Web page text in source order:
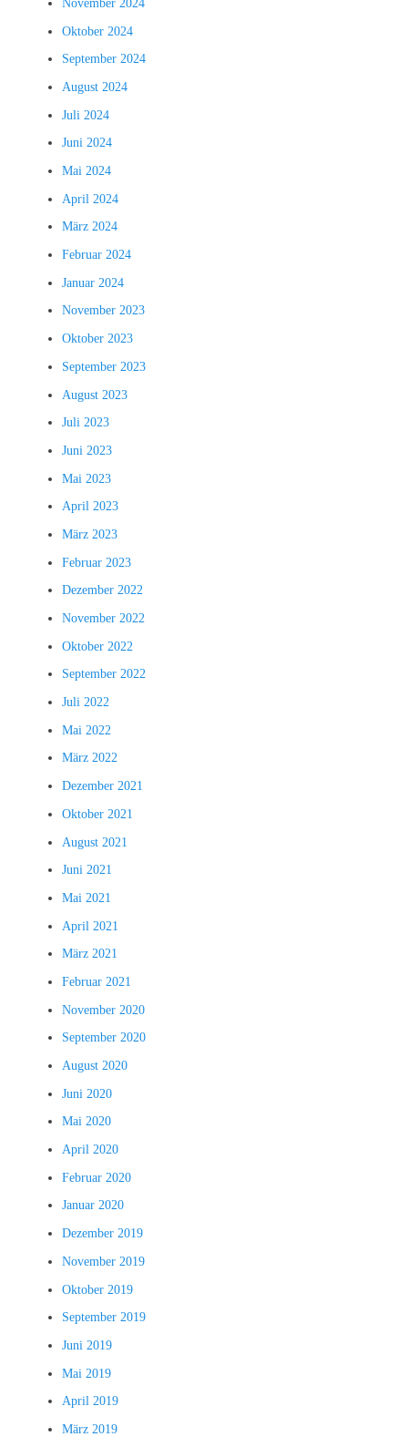
November 2024
Oktober 2024
September 2024
August 2024
Juli 2024
Juni 2024
Mai 2024
April 2024
März 2024
Februar 2024
Januar 2024
November 2023
Oktober 2023
September 2023
August 2023
Juli 2023
Juni 2023
Mai 2023
April 2023
März 2023
Februar 2023
Dezember 2022
November 2022
Oktober 2022
September 2022
Juli 2022
Mai 2022
März 2022
Dezember 2021
Oktober 2021
August 2021
Juni 2021
Mai 2021
April 2021
März 2021
Februar 2021
November 2020
September 2020
August 2020
Juni 2020
Mai 2020
April 2020
Februar 2020
Januar 2020
Dezember 2019
November 2019
Oktober 2019
September 2019
Juni 2019
Mai 2019
April 2019
März 2019